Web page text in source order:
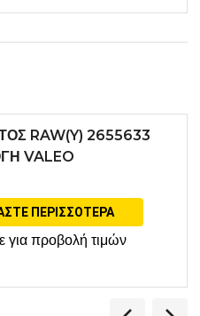
RAW(Y) 2655633
VALEO
ΠΕΡΙΣΣΌΤΕΡΑ
για προβολή τιμών